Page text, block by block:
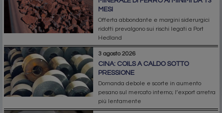
MESI
Offerta abbondante e margini siderurgici
ridotti prevalgono sui rischi legati a Port
Hedland
3 agosto 2026
CINA: COILS A CALDO SOTTO
PRESSIONE
Domanda debole e scorte in aumento
pesano sul mercato interno; l’export arretra
più lentamente